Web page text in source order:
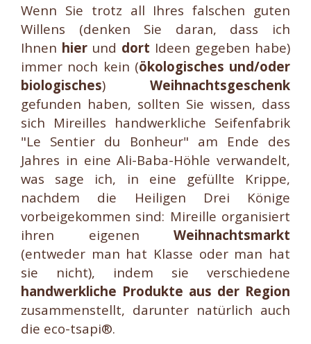
Wenn Sie trotz all Ihres falschen guten
Willens (denken Sie daran, dass ich
Ihnen hier und dort Ideen gegeben habe)
immer noch kein (ökologisches und/oder
biologisches) Weihnachtsgeschenk
gefunden haben, sollten Sie wissen, dass
sich Mireilles handwerkliche Seifenfabrik
"Le Sentier du Bonheur" am Ende des
Jahres in eine Ali-Baba-Höhle verwandelt,
was sage ich, in eine gefüllte Krippe,
nachdem die Heiligen Drei Könige
vorbeigekommen sind: Mireille organisiert
ihren eigenen Weihnachtsmarkt
(entweder man hat Klasse oder man hat
sie nicht), indem sie verschiedene
handwerkliche Produkte aus der Region
zusammenstellt, darunter natürlich auch
die eco-tsapi®.